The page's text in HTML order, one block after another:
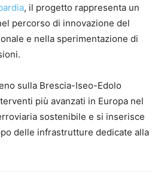
, il progetto rappresenta un
percorso di innovazione del
e nella sperimentazione di
sulla Brescia-Iseo-Edolo
più avanzati in Europa nel
sostenibile e si inserisce
delle infrastrutture dedicate alla